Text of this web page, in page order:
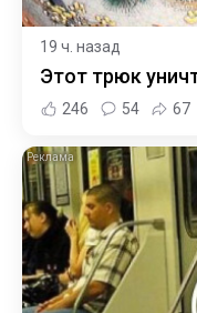
19 ч. назад
Этот трюк
246 54 67